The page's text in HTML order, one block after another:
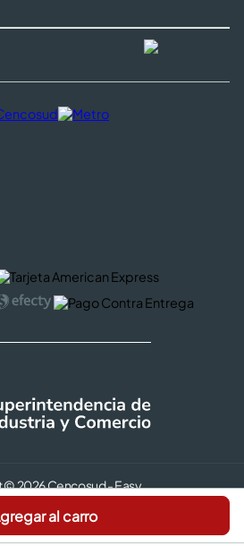
al carro
2026 Cencosud - Easy
y Condiciones |
y Privacidad |
de ética